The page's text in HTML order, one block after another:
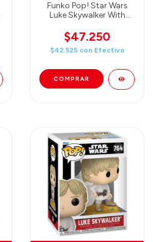
Funko Pop! Star Wars
Luke Skywalker With
$47.250
$42.525 con Efectivo